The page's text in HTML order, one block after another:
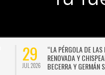
29
JUL 2026
“LA PÉRGOLA DE LAS
RENOVADA Y
BECERRA Y GERMÁN